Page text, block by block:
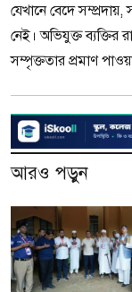
যেখানে বেদে
নেই। অভিযুক্ত ব্যক্তির
সম্পৃক্ততার প্রমাণ
আরও পড়ুন